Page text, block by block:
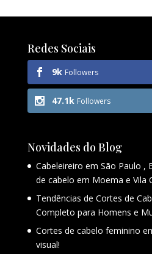
Redes Sociais
9k Followers
47.1k Followers
Novidades do Blog
Cabeleireiro em São Paulo ,
de cabelo em Moema e Vila
Tendências de Cortes de
Completo para Homens e
Cortes de cabelo feminino
visual!